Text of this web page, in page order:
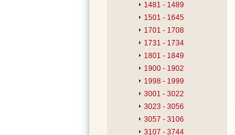
1481 - 1489
1501 - 1645
1701 - 1708
1731 - 1734
1801 - 1849
1900 - 1902
1998 - 1999
3001 - 3022
3023 - 3056
3057 - 3106
3107 - 3744